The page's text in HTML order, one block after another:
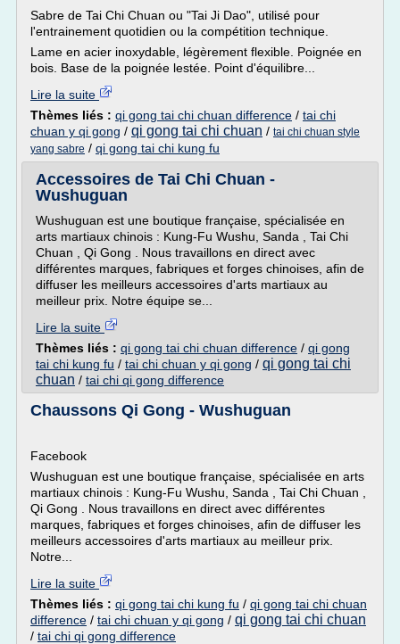
Sabre de Tai Chi Chuan ou "Tai Ji Dao", utilisé pour
l'entrainement quotidien ou la compétition technique.
Lame en acier inoxydable, légèrement flexible. Poignée en
bois. Base de la poignée lestée. Point d'équilibre...
Lire la suite
Thèmes liés : qi gong tai chi chuan difference / tai chi
chuan y qi gong / qi gong tai chi chuan / tai chi chuan style
yang sabre / qi gong tai chi kung fu
Accessoires de Tai Chi Chuan -
Wushuguan
Wushuguan est une boutique française, spécialisée en
arts martiaux chinois : Kung-Fu Wushu, Sanda , Tai Chi
Chuan , Qi Gong . Nous travaillons en direct avec
différentes marques, fabriques et forges chinoises, afin de
diffuser les meilleurs accessoires d'arts martiaux au
meilleur prix. Notre équipe se...
Lire la suite
Thèmes liés : qi gong tai chi chuan difference / qi gong
tai chi kung fu / tai chi chuan y qi gong / qi gong tai chi
chuan / tai chi qi gong difference
Chaussons Qi Gong - Wushuguan
Facebook
Wushuguan est une boutique française, spécialisée en arts
martiaux chinois : Kung-Fu Wushu, Sanda , Tai Chi Chuan ,
Qi Gong . Nous travaillons en direct avec différentes
marques, fabriques et forges chinoises, afin de diffuser les
meilleurs accessoires d'arts martiaux au meilleur prix.
Notre...
Lire la suite
Thèmes liés : qi gong tai chi kung fu / qi gong tai chi chuan
difference / tai chi chuan y qi gong / qi gong tai chi chuan
/ tai chi qi gong difference